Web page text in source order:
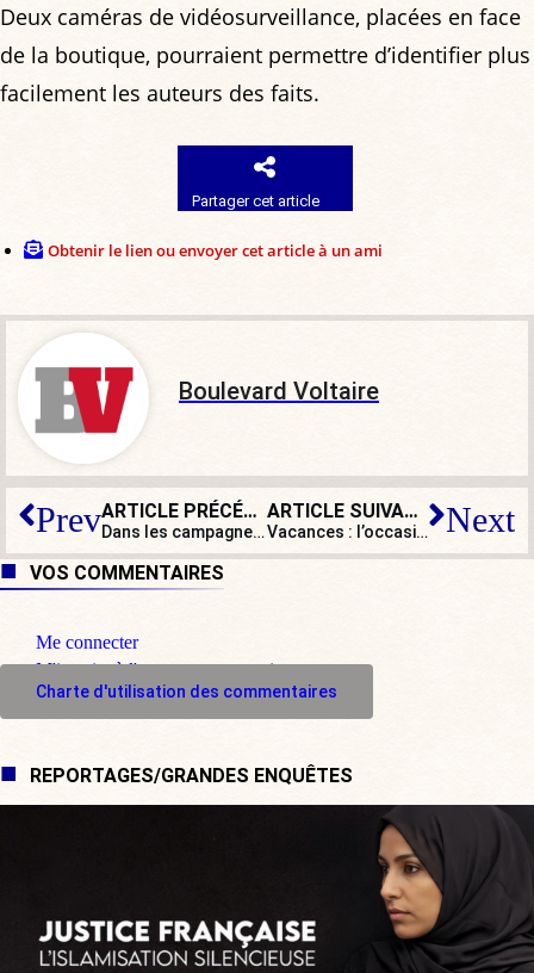
Deux caméras de vidéosurveillance, placées en face
de la boutique, pourraient permettre d’identifier plus
facilement les auteurs des faits.
Partager cet article
Obtenir le lien ou envoyer cet article à un ami
Boulevard Voltaire
Prev ARTICLE PRÉCÉDENT
Dans les campagnes, le Covid-19 est parfois devenu la nouvelle bête du Gévaudan…
ARTICLE SUIVANT
Vacances : l’occasion pour les jeunes de détruire… ou de rebâtir Next
VOS COMMENTAIRES
Me connecter
M'inscrire à l'espace commentaire
Charte d'utilisation des commentaires
REPORTAGES/GRANDES ENQUÊTES